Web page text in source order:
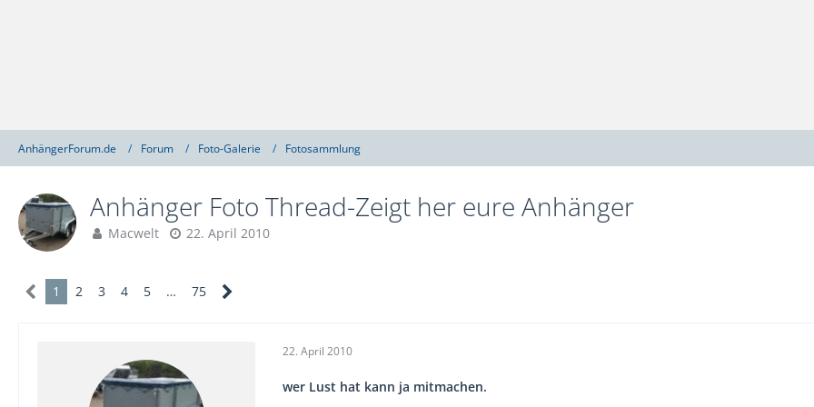
AnhängerForum.de Forum Foto-Galerie Fotosammlung
Anhänger Foto Thread-Zeigt her eure Anhänger
Macwelt 22. April 2010
1 2 3 4 5 … 75
22. April 2010
wer Lust hat kann ja mitmachen.